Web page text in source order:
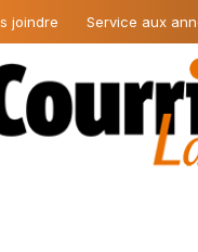
joindre Service aux